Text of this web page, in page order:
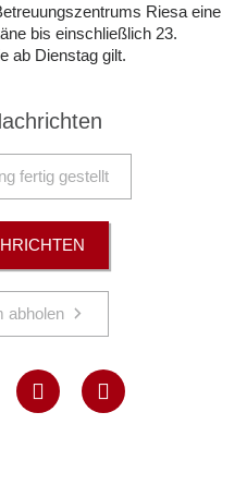
Riesa eine
bis einschließlich 23.
ab Dienstag gilt.
fertig gestellt
abholen